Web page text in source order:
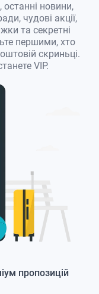
новини,
чудові акції,
та секретні
першими, хто
скриньці.
VIP.
пропозицій